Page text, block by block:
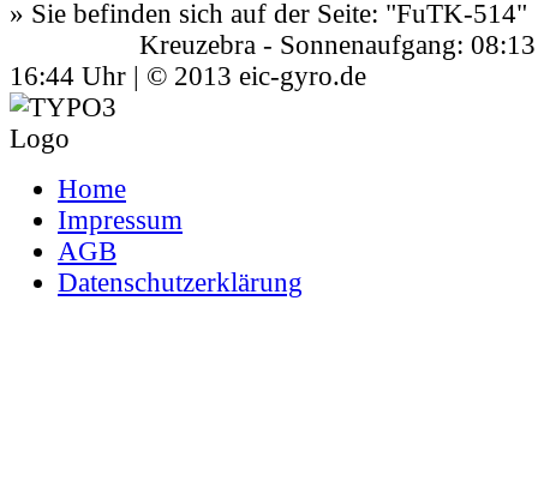
» Sie befinden sich auf der Seite: "FuTK-514"
Kreuzebra - Sonnenaufgang: 08:13
16:44 Uhr | © 2013 eic-gyro.de
Home
Impressum
AGB
Datenschutzerklärung